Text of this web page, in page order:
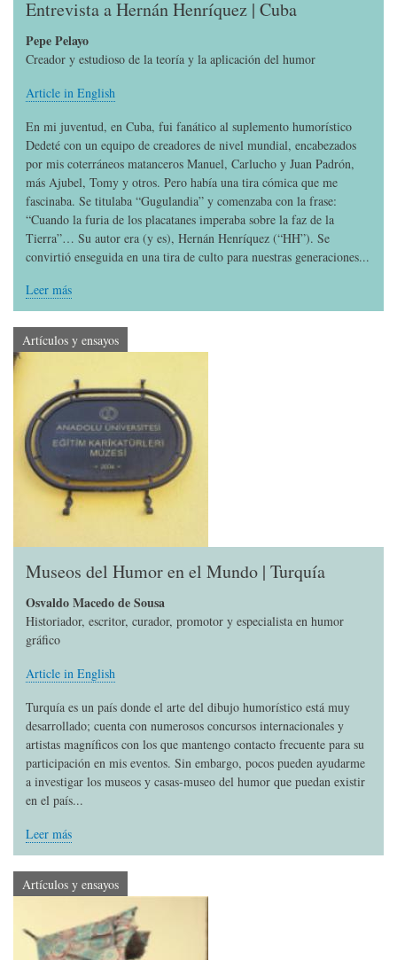
Entrevista a Hernán Henríquez | Cuba
Pepe Pelayo
Creador y estudioso de la teoría y la aplicación del humor
Article in English
En mi juventud, en Cuba, fui fanático al suplemento humorístico
Dedeté con un equipo de creadores de nivel mundial, encabezados
por mis coterráneos matanceros Manuel, Carlucho y Juan Padrón,
más Ajubel, Tomy y otros. Pero había una tira cómica que me
fascinaba. Se titulaba “Gugulandia” y comenzaba con la frase:
“Cuando la furia de los placatanes imperaba sobre la faz de la
Tierra”… Su autor era (y es), Hernán Henríquez (“HH”). Se
convirtió enseguida en una tira de culto para nuestras generaciones...
Leer más
Artículos y ensayos
Museos del Humor en el Mundo | Turquía
Osvaldo Macedo de Sousa
Historiador, escritor, curador, promotor y especialista en humor
gráfico
Article in English
Turquía es un país donde el arte del dibujo humorístico está muy
desarrollado; cuenta con numerosos concursos internacionales y
artistas magníficos con los que mantengo contacto frecuente para su
participación en mis eventos. Sin embargo, pocos pueden ayudarme
a investigar los museos y casas-museo del humor que puedan existir
en el país...
Leer más
Artículos y ensayos